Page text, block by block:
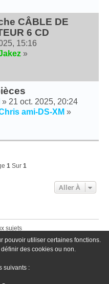
CÂBLE DE
6 CD
15:16
»
» 21 oct. 2025, 20:24
ami-DS-XM »
1Sur 1
Aller À
sujets
pouvoir utiliser certaines fonctions.
des cookies ou non.
suivants :